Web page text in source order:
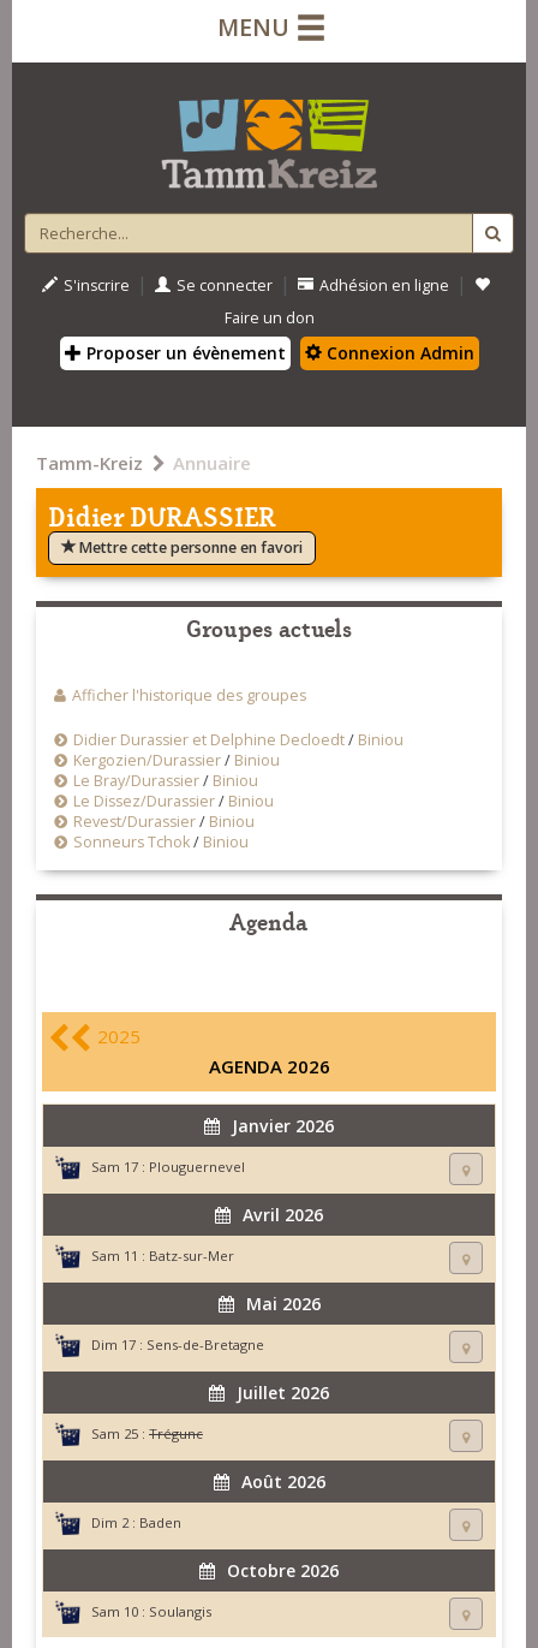
MENU
S'inscrire | Se connecter | Adhésion en ligne |
Faire un don
Proposer un évènement Connexion Admin
Tamm-Kreiz Annuaire
Didier DURASSIER
Mettre cette personne en favori
Groupes actuels
Afficher l'historique des groupes
Didier Durassier et Delphine Decloedt/ Biniou
Kergozien/Durassier/ Biniou
Le Bray/Durassier/ Biniou
Le Dissez/Durassier/ Biniou
Revest/Durassier/ Biniou
Sonneurs Tchok/ Biniou
Agenda
2025
AGENDA 2026
Janvier 2026
Sam 17 : Plouguernevel
Avril 2026
Sam 11 : Batz-sur-Mer
Mai 2026
Dim 17 : Sens-de-Bretagne
Juillet 2026
Sam 25 : Trégunc
Août 2026
Dim 2 : Baden
Octobre 2026
Sam 10 : Soulangis